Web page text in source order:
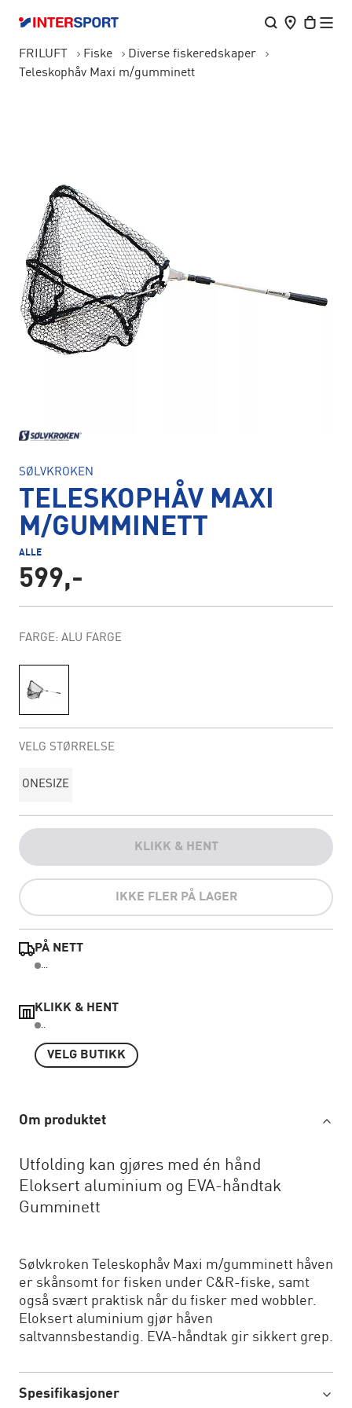
FRILUFT Fiske
Diverse fiskeredskaper
Teleskophåv Maxi m/gumminett
SØLVKROKEN
TELESKOPHÅV MAXI
M/GUMMINETT
ALLE
599,-
FARGE: ALU FARGE
VELG STØRRELSE
ONESIZE
KLIKK & HENT
IKKE FLER PÅ LAGER
PÅ NETT
...
KLIKK & HENT
..
VELG BUTIKK
Om produktet
Utfolding kan gjøres med én hånd
Eloksert aluminium og EVA-håndtak
Gumminett
Sølvkroken Teleskophåv Maxi m/gumminett håven
er skånsomt for fisken under C&R-fiske, samt
også svært praktisk når du fisker med wobbler.
Eloksert aluminium gjør håven
saltvannsbestandig. EVA-håndtak gir sikkert grep.
Spesifikasjoner